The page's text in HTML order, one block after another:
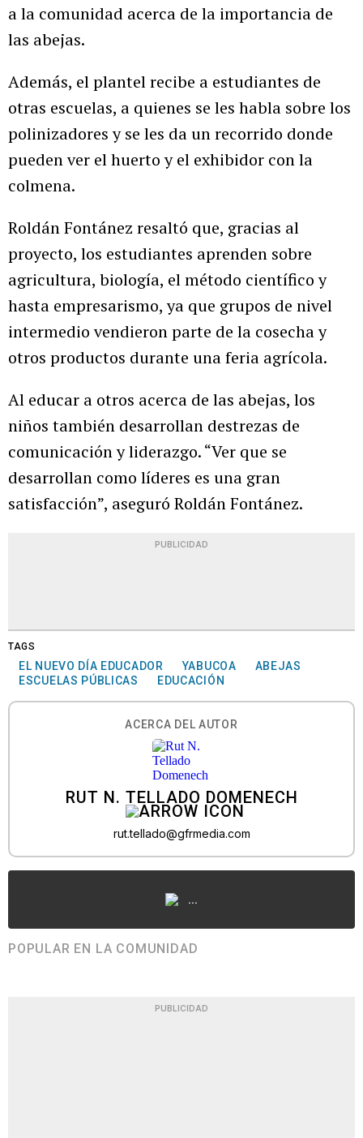
a la comunidad acerca de la importancia de
las abejas.
Además, el plantel recibe a estudiantes de
otras escuelas, a quienes se les habla sobre los
polinizadores y se les da un recorrido donde
pueden ver el huerto y el exhibidor con la
colmena.
Roldán Fontánez resaltó que, gracias al
proyecto, los estudiantes aprenden sobre
agricultura, biología, el método científico y
hasta empresarismo, ya que grupos de nivel
intermedio vendieron parte de la cosecha y
otros productos durante una feria agrícola.
Al educar a otros acerca de las abejas, los
niños también desarrollan destrezas de
comunicación y liderazgo. “Ver que se
desarrollan como líderes es una gran
satisfacción”, aseguró Roldán Fontánez.
PUBLICIDAD
TAGS
EL NUEVO DÍA EDUCADOR YABUCOA
ABEJAS
ESCUELAS PÚBLICAS
EDUCACIÓN
ACERCA DEL AUTOR
RUT N. TELLADO DOMENECH
rut.tellado@gfrmedia.com
...
POPULAR EN LA COMUNIDAD
PUBLICIDAD